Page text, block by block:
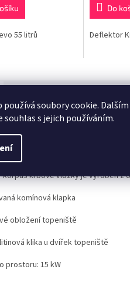
používá soubory cookie.
souhlas s jejich používáním.
55 litrů
Do
Deflektor
popis produktu
korpus krbové vložky je vyroben z
komínová klapka
obložení topeniště
klika u dvířek topeniště
prostoru: 15 kW